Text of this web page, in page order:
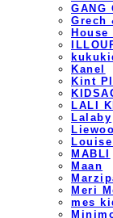
GANG
Grech
Kanel
Kint
LALI
Lalaby
MABLI
Maan
Meri
mes